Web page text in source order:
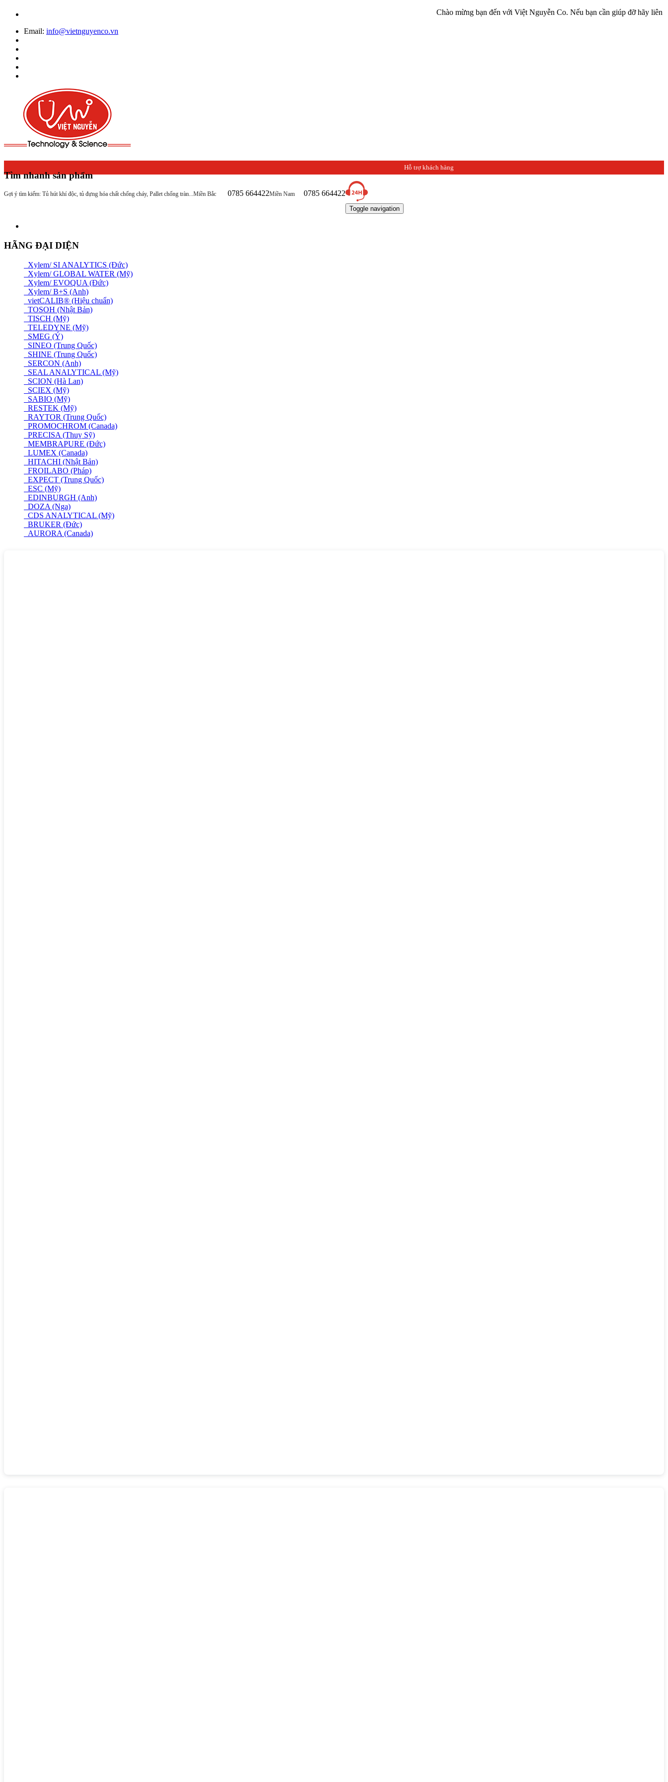
Chào mừng bạn đến với Việt Nguyễn Co. Nếu bạn cần giúp đỡ hãy liên hệ với
Email: info@vietnguyenco.vn
Tìm nhanh sản phẩm
Gợi ý tìm kiếm: Tủ hút khí độc, tủ đựng hóa chất chống cháy, Pallet chống tràn...
Hỗ trợ khách hàng
Miền Bắc 0785 664422Miền Nam 0785 664422
Toggle navigation
HÃNG ĐẠI DIỆN
Xylem/ SI ANALYTICS (Đức)
Xylem/ GLOBAL WATER (Mỹ)
Xylem/ EVOQUA (Đức)
Xylem/ B+S (Anh)
vietCALIB® (Hiệu chuẩn)
TOSOH (Nhật Bản)
TISCH (Mỹ)
TELEDYNE (Mỹ)
SMEG (Ý)
SINEO (Trung Quốc)
SHINE (Trung Quốc)
SERCON (Anh)
SEAL ANALYTICAL (Mỹ)
SCION (Hà Lan)
SCIEX (Mỹ)
SABIO (Mỹ)
RESTEK (Mỹ)
RAYTOR (Trung Quốc)
PROMOCHROM (Canada)
PRECISA (Thuỵ Sỹ)
MEMBRAPURE (Đức)
LUMEX (Canada)
HITACHI (Nhật Bản)
FROILABO (Pháp)
EXPECT (Trung Quốc)
ESC (Mỹ)
EDINBURGH (Anh)
DOZA (Nga)
CDS ANALYTICAL (Mỹ)
BRUKER (Đức)
AURORA (Canada)